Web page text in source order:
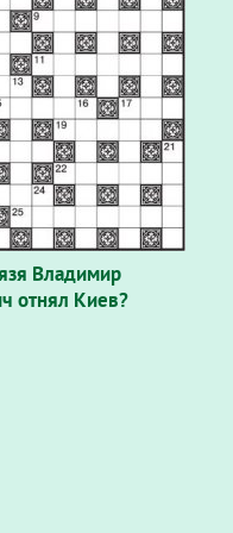
Владимир
отнял Киев?